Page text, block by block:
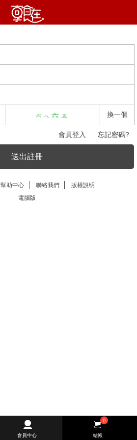
換一個
會員登入 忘記密碼?
送出註冊
幫助中心 聯絡我們
版權說明
電腦版
會員中心
0
結帳